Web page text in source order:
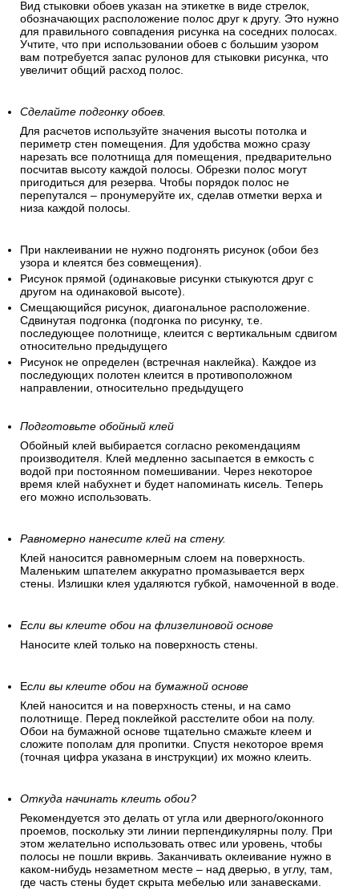
Вид стыковки обоев указан на этикетке в виде стрелок,
обозначающих расположение полос друг к другу. Это нужно
для правильного совпадения рисунка на соседних полосах.
Учтите, что при использовании обоев с большим узором
вам потребуется запас рулонов для стыковки рисунка, что
увеличит общий расход полос.
Сделайте подгонку обоев.
Для расчетов используйте значения высоты потолка и
периметр стен помещения. Для удобства можно сразу
нарезать все полотнища для помещения, предварительно
посчитав высоту каждой полосы. Обрезки полос могут
пригодиться для резерва. Чтобы порядок полос не
перепутался – пронумеруйте их, сделав отметки верха и
низа каждой полосы.
При наклеивании не нужно подгонять рисунок (обои без
узора и клеятся без совмещения).
Рисунок прямой (одинаковые рисунки стыкуются друг с
другом на одинаковой высоте).
Смещающийся рисунок, диагональное расположение.
Сдвинутая подгонка (подгонка по рисунку, т.е.
последующее полотнище, клеится с вертикальным сдвигом
относительно предыдущего
Рисунок не определен (встречная наклейка). Каждое из
последующих полотен клеится в противоположном
направлении, относительно предыдущего
Подготовьте обойный клей
Обойный клей выбирается согласно рекомендациям
производителя. Клей медленно засыпается в емкость с
водой при постоянном помешивании. Через некоторое
время клей набухнет и будет напоминать кисель. Теперь
его можно использовать.
Равномерно нанесите клей на стену.
Клей наносится равномерным слоем на поверхность.
Маленьким шпателем аккуратно промазывается верх
стены. Излишки клея удаляются губкой, намоченной в воде.
Если вы клеите обои на флизелиновой основе
Наносите клей только на поверхность стены.
Если вы клеите обои на бумажной основе
Клей наносится и на поверхность стены, и на само
полотнище. Перед поклейкой расстелите обои на полу.
Обои на бумажной основе тщательно смажьте клеем и
сложите пополам для пропитки. Спустя некоторое время
(точная цифра указана в инструкции) их можно клеить.
Откуда начинать клеить обои?
Рекомендуется это делать от угла или дверного/оконного
проемов, поскольку эти линии перпендикулярны полу. При
этом желательно использовать отвес или уровень, чтобы
полосы не пошли вкривь. Заканчивать оклеивание нужно в
каком-нибудь незаметном месте – над дверью, в углу, там,
где часть стены будет скрыта мебелью или занавесками.